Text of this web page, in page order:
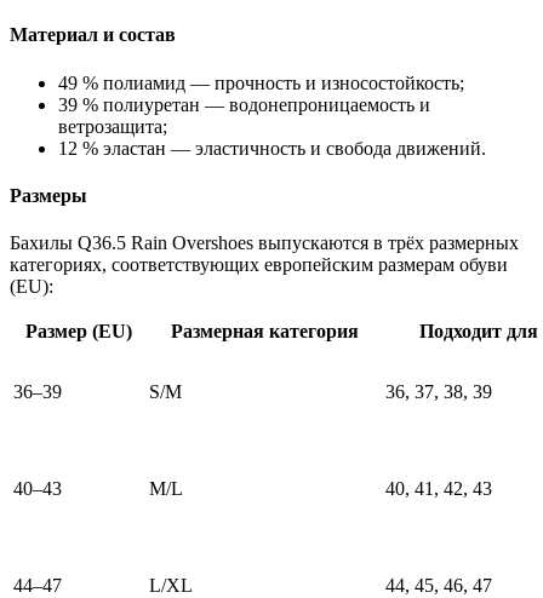
Материал и состав
49 % полиамид — прочность и износостойкость;
39 % полиуретан — водонепроницаемость и
ветрозащита;
12 % эластан — эластичность и свобода движений.
Размеры
Бахилы Q36.5 Rain Overshoes выпускаются в трёх размерных
категориях, соответствующих европейским размерам обуви
(EU):
Размер (EU) Размерная категория Подходит для
36–39 S/M 36, 37, 38, 39
40–43 M/L 40, 41, 42, 43
44–47 L/XL 44, 45, 46, 47